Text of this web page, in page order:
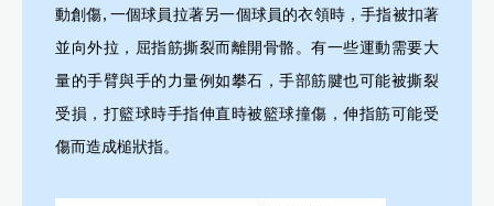
動創傷, 一個球員拉著另一個球員的衣領時，手指被扣著
並向外拉，屈指筋撕裂而離開骨骼。有一些運動需要大
量的手臂與手的力量例如攀石，手部筋腱也可能被撕裂
受損，打籃球時手指伸直時被籃球撞傷，伸指筋可能受
傷而造成槌狀指。